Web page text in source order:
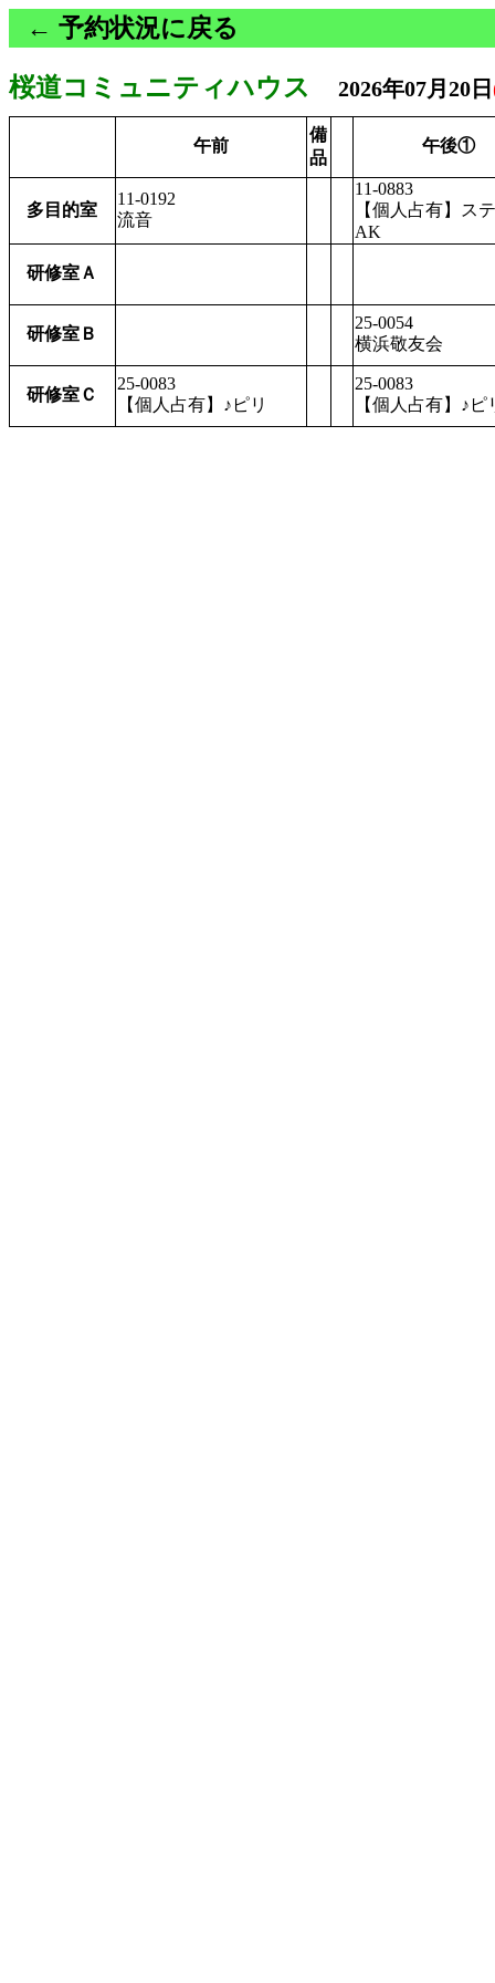
← 予約状況に戻る
桜道コミュニティハウス 2026年07月20日
午前
備
品
午後①
多目的室
11-0192
流音
11-0883
【個人占有】ス
AK
研修室Ａ
研修室Ｂ
25-0054
横浜敬友会
研修室Ｃ
25-0083
【個人占有】♪ピリ
25-0083
【個人占有】♪ピ